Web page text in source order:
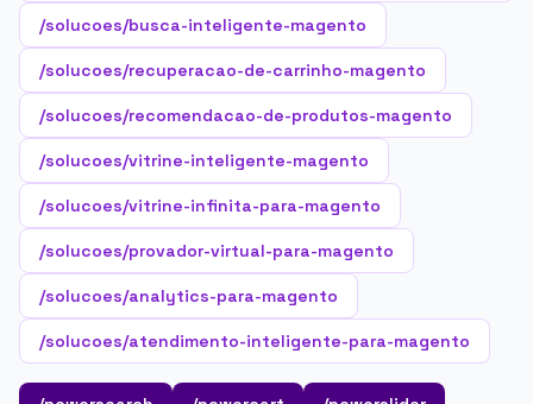
/solucoes/busca-inteligente-magento
/solucoes/recuperacao-de-carrinho-magento
/solucoes/recomendacao-de-produtos-magento
/solucoes/vitrine-inteligente-magento
/solucoes/vitrine-infinita-para-magento
/solucoes/provador-virtual-para-magento
/solucoes/analytics-para-magento
/solucoes/atendimento-inteligente-para-magento